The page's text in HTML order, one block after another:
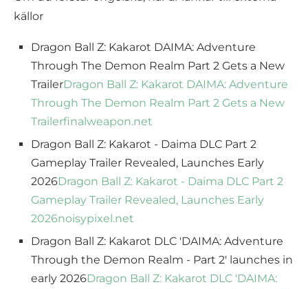
källor
Dragon Ball Z: Kakarot DAIMA: Adventure
Through The Demon Realm Part 2 Gets a New
TrailerDragon Ball Z: Kakarot DAIMA: Adventure
Through The Demon Realm Part 2 Gets a New
Trailerfinalweapon.net
Dragon Ball Z: Kakarot - Daima DLC Part 2
Gameplay Trailer Revealed, Launches Early
2026Dragon Ball Z: Kakarot - Daima DLC Part 2
Gameplay Trailer Revealed, Launches Early
2026noisypixel.net
Dragon Ball Z: Kakarot DLC 'DAIMA: Adventure
Through the Demon Realm - Part 2' launches in
early 2026Dragon Ball Z: Kakarot DLC 'DAIMA: